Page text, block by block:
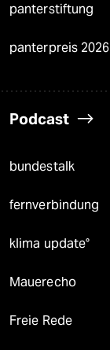
panterstiftung
panterpreis 2026
Podcast
bundestalk
fernverbindung
klima update°
Mauerecho
Freie Rede